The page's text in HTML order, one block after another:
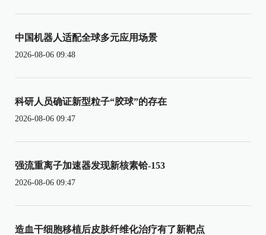
中国机器人适配全球多元应用场景
2026-08-06 09:48
科研人员确证新型粒子“胶球”的存在
2026-08-06 09:47
强流重离子加速器发现新核素铪-153
2026-08-06 09:47
造血干细胞移植后皮肤纤维化治疗有了新靶点